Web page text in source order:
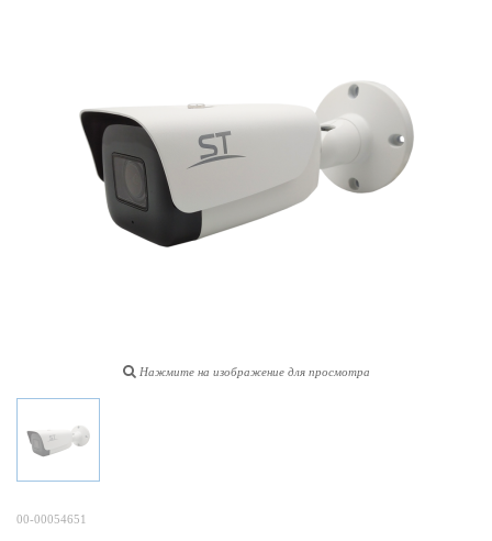
Нажмите на изображение для просмотра
00-00054651